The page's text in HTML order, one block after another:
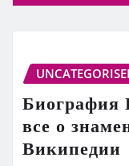
Биография
все о
Википедии